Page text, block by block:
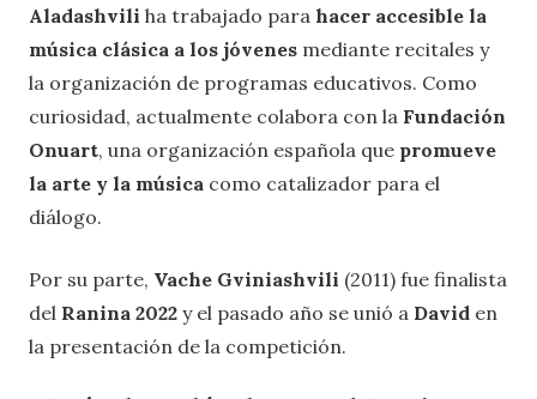
Aladashvili ha trabajado para hacer accesible la
música clásica a los jóvenes mediante recitales y
la organización de programas educativos. Como
curiosidad, actualmente colabora con la Fundación
Onuart, una organización española que promueve
la arte y la música como catalizador para el
diálogo.
Por su parte, Vache Gviniashvili (2011) fue finalista
del Ranina 2022 y el pasado año se unió a David en
la presentación de la competición.